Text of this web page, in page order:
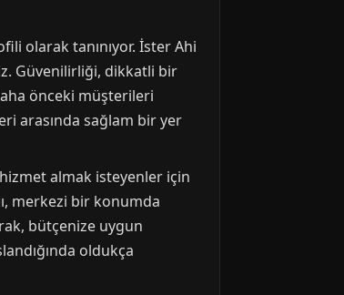
olarak tanınıyor. İster Ahi
Güvenilirliği, dikkatli bir
önceki müşterileri
arasında sağlam bir yer
almak isteyenler için
merkezi bir konumda
bütçenize uygun
oldukça